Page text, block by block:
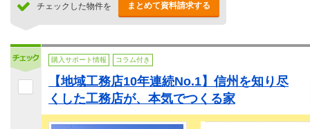
チェックした物件を まとめて資料請求する
購入サポート情報 コラム付き
【地域工務店10年連続No.1】信州を知り尽
くした工務店が、本気でつくる家